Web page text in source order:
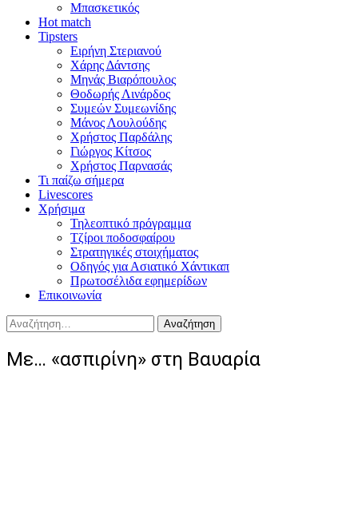
Μπασκετικός
Hot match
Tipsters
Ειρήνη Στεριανού
Χάρης Δάντσης
Μηνάς Βιαρόπουλος
Θοδωρής Λινάρδος
Συμεών Συμεωνίδης
Μάνος Λουλούδης
Χρήστος Παρδάλης
Γιώργος Κίτσος
Χρήστος Παρνασάς
Τι παίζω σήμερα
Livescores
Χρήσιμα
Τηλεοπτικό πρόγραμμα
Τζίροι ποδοσφαίρου
Στρατηγικές στοιχήματος
Οδηγός για Ασιατικό Χάντικαπ
Πρωτοσέλιδα εφημερίδων
Επικοινωνία
Αναζήτηση
για:
Με… «ασπιρίνη» στη Βαυαρία